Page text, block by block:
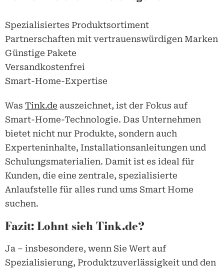
Spezialisiertes Produktsortiment
Partnerschaften mit vertrauenswürdigen Marken
Günstige Pakete
Versandkostenfrei
Smart-Home-Expertise
Was Tink.de auszeichnet, ist der Fokus auf
Smart-Home-Technologie. Das Unternehmen
bietet nicht nur Produkte, sondern auch
Experteninhalte, Installationsanleitungen und
Schulungsmaterialien. Damit ist es ideal für
Kunden, die eine zentrale, spezialisierte
Anlaufstelle für alles rund ums Smart Home
suchen.
Fazit: Lohnt sich Tink.de?
Ja – insbesondere, wenn Sie Wert auf
Spezialisierung, Produktzuverlässigkeit und den